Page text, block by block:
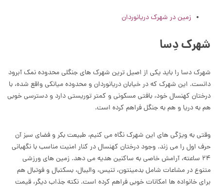
زمین در شهرک دریانوردان
شهرک دِسا
شهرک دسا را باید یکی از اصیل ترین شهرک های جنگلی محدوده نمک آبرود
دانست. این شهرک که در خیابان دریانوردان و محدوده میانکی واقع شده، با
درختان کهنسال خود، بافتی مسکونی و کمتر توریستی دارد و دسترسی خوبی
هم به دریا و هم به جنگل فراهم کرده است.
وقتی به ویژگی های این شهرک نگاه می کنیم، طبیعت بکر و فضای سبز آن
حرف اول را می زند. وجود درختان کهنسال در کنار امنیت مناسب با نگهبانی
۲۴ ساعته، آرامش خاصی به ساکنین هدیه می دهد. زمین های ورزشی
متنوع در مشاعات شامل بدمینتون، تنیس، والیبال، بسکتبال و فوتبال هم
برای خانواده ها امکانات خوبی فراهم کرده است. نکته جذاب دیگر، قیمت